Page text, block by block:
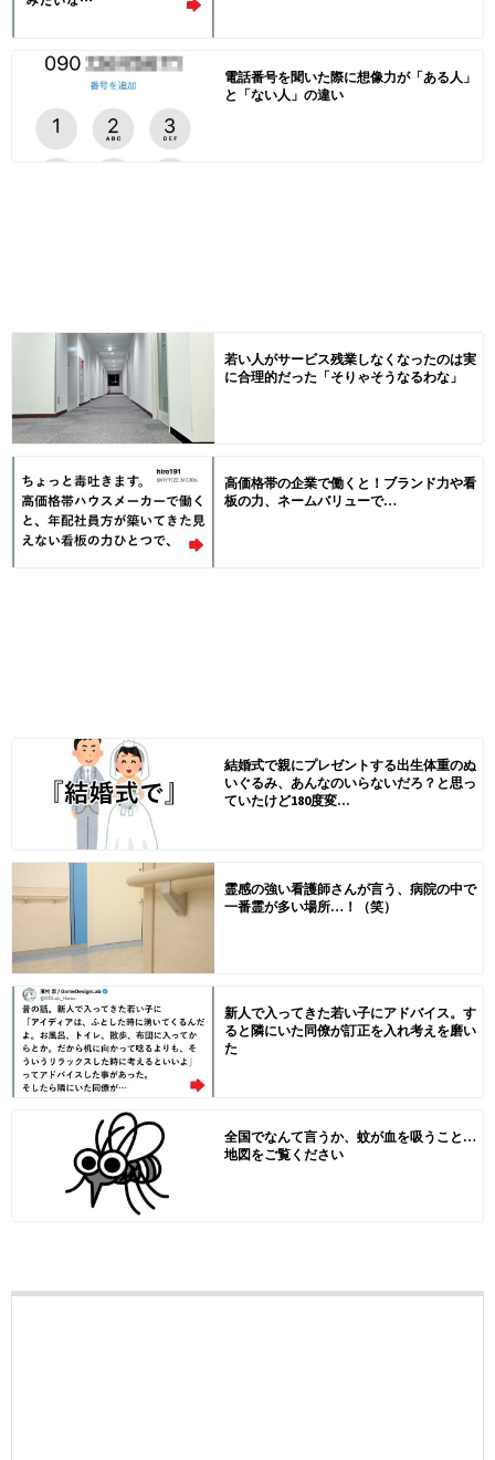
電話番号を聞いた際に想像力が「ある人」
と「ない人」の違い
若い人がサービス残業しなくなったのは実
に合理的だった「そりゃそうなるわな」
高価格帯の企業で働くと！ブランド力や看
板の力、ネームバリューで…
結婚式で親にプレゼントする出生体重のぬ
いぐるみ、あんなのいらないだろ？と思っ
ていたけど180度変...
霊感の強い看護師さんが言う、病院の中で
一番霊が多い場所…！（笑）
新人で入ってきた若い子にアドバイス。す
ると隣にいた同僚が訂正を入れ考えを磨い
た
全国でなんて言うか、蚊が血を吸うこと…
地図をご覧ください